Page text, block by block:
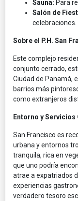
Sauna: Para
Salón de
celebraciones.
Sobre el P.H. San
Este complejo
conjunto cerrado,
Ciudad de Panamá,
barrios más
como extranjeros
Entorno y Servicios
San Francisco es
urbana y entornos
tranquila, rica en
que uno podría
atrae a expatriados
experiencias
verdadero tesoro